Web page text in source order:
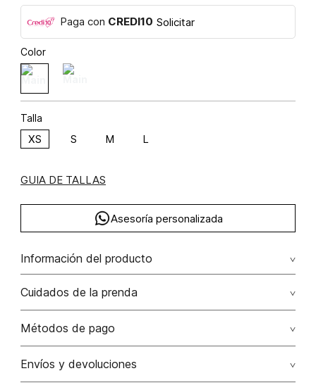
Paga con CREDI10 Solicitar
Color
Talla
XS S M L
GUIA DE TALLAS
Asesoría personalizada
Información del producto
Blusa manga corta boxy poliéster 62% algodón 38% 62.00%
poliéster/polyester38.00% algodón/cotton
Cuidados de la prenda
No dejar en remojo /lavar por separado / no utilizar
No usar lejia
Métodos de pago
Tarjetas de crédito: Visa, Dinners, Master Card y American
Envíos y devoluciones